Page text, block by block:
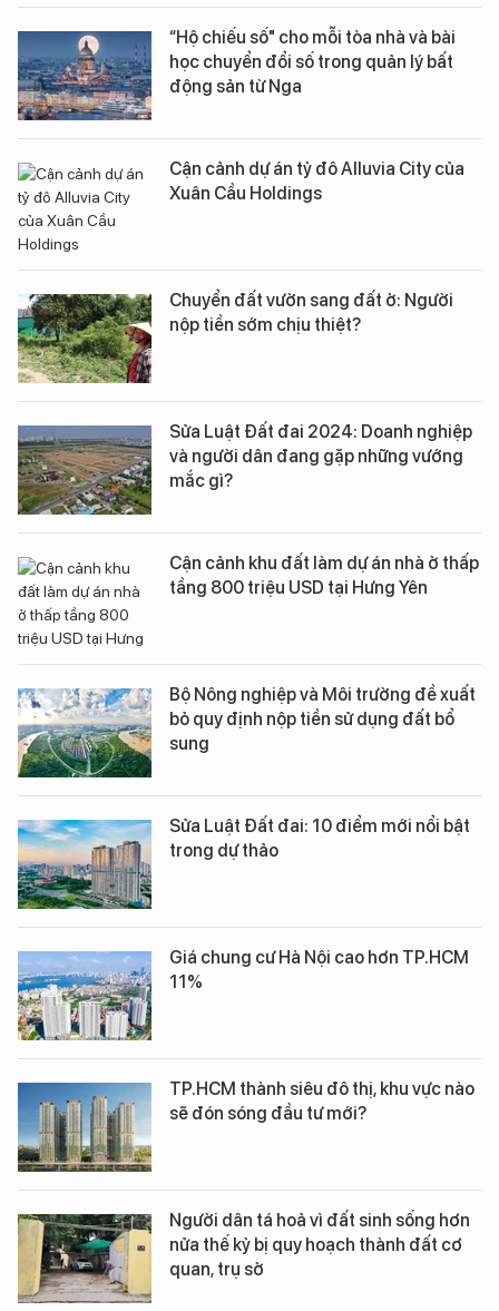
“Hộ chiếu số" cho mỗi tòa nhà và bài
học chuyển đổi số trong quản lý bất
động sản từ Nga
Cận cảnh dự án tỷ đô Alluvia City của
Xuân Cầu Holdings
Chuyển đất vườn sang đất ở: Người
nộp tiền sớm chịu thiệt?
Sửa Luật Đất đai 2024: Doanh nghiệp
và người dân đang gặp những vướng
mắc gì?
Cận cảnh khu đất làm dự án nhà ở thấp
tầng 800 triệu USD tại Hưng Yên
Bộ Nông nghiệp và Môi trường đề xuất
bỏ quy định nộp tiền sử dụng đất bổ
sung
Sửa Luật Đất đai: 10 điểm mới nổi bật
trong dự thảo
Giá chung cư Hà Nội cao hơn TP.HCM
11%
TP.HCM thành siêu đô thị, khu vực nào
sẽ đón sóng đầu tư mới?
Người dân tá hoả vì đất sinh sống hơn
nửa thế kỷ bị quy hoạch thành đất cơ
quan, trụ sở